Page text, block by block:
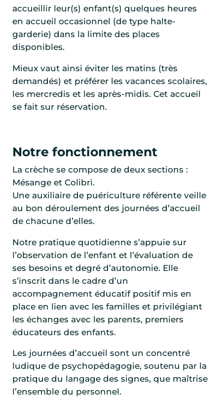
accueillir leur(s) enfant(s) quelques heures
en accueil occasionnel (de type halte-
garderie) dans la limite des places
disponibles.
Mieux vaut ainsi éviter les matins (très
demandés) et préférer les vacances scolaires,
les mercredis et les après-midis. Cet accueil
se fait sur réservation.
Notre fonctionnement
La crèche se compose de deux sections :
Mésange et Colibri.
Une auxiliaire de puériculture référente veille
au bon déroulement des journées d’accueil
de chacune d’elles.
Notre pratique quotidienne s’appuie sur
l’observation de l’enfant et l’évaluation de
ses besoins et degré d’autonomie. Elle
s’inscrit dans le cadre d’un
accompagnement éducatif positif mis en
place en lien avec les familles et privilégiant
les échanges avec les parents, premiers
éducateurs des enfants.
Les journées d’accueil sont un concentré
ludique de psychopédagogie, soutenu par la
pratique du langage des signes, que maîtrise
l’ensemble du personnel.